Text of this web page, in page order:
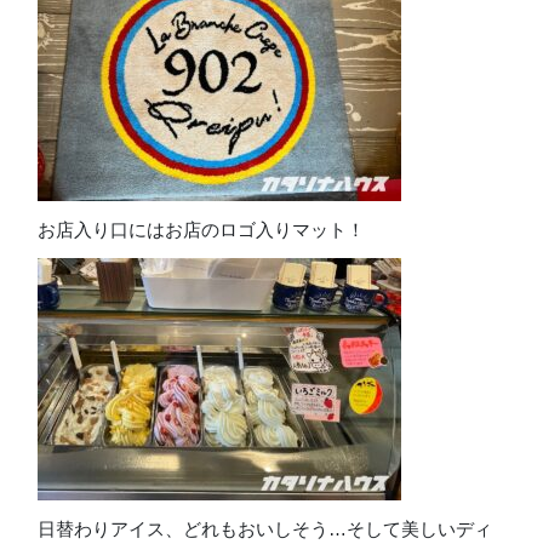
お店入り口にはお店のロゴ入りマット！
日替わりアイス、どれもおいしそう…そして美しいディ